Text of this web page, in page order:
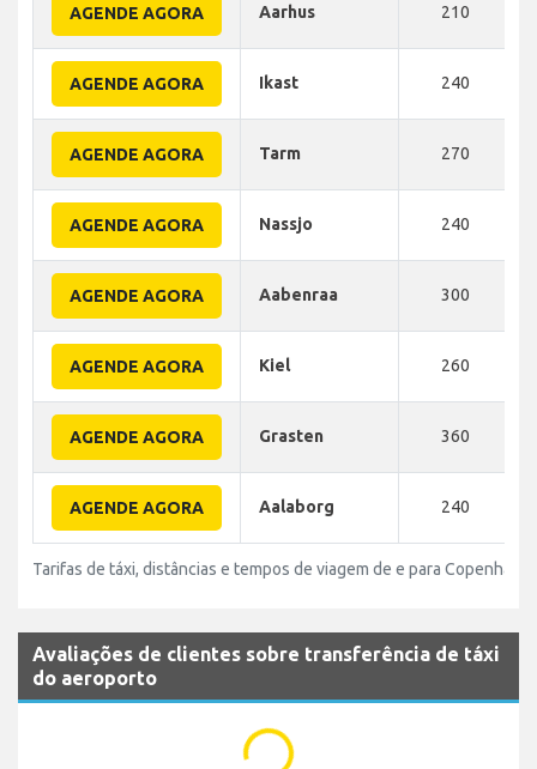
AGENDE AGORA Aarhus 210
AGENDE AGORA Ikast 240
AGENDE AGORA Tarm 270
AGENDE AGORA Nassjo 240
AGENDE AGORA Aabenraa 300
AGENDE AGORA Kiel 260
AGENDE AGORA Grasten 360
AGENDE AGORA Aalaborg 240
Tarifas de táxi, distâncias e tempos de viagem de e para
Avaliações de clientes sobre transferência de táxi
do aeroporto
...